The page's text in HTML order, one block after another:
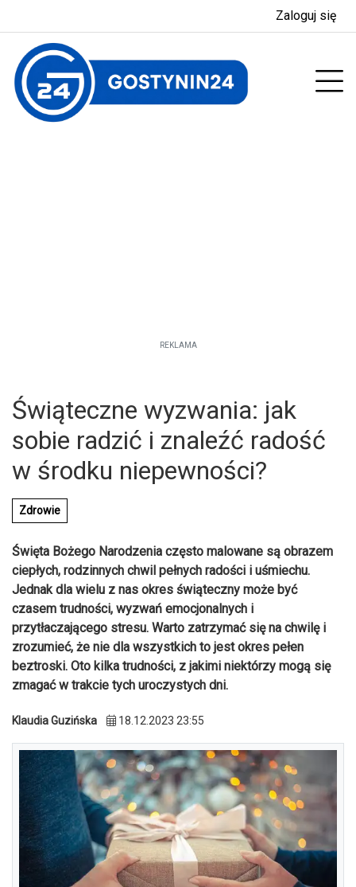
Zaloguj się
REKLAMA
Świąteczne wyzwania: jak
sobie radzić i znaleźć radość
w środku niepewności?
Zdrowie
Święta Bożego Narodzenia często malowane są obrazem
ciepłych, rodzinnych chwil pełnych radości i uśmiechu.
Jednak dla wielu z nas okres świąteczny może być
czasem trudności, wyzwań emocjonalnych i
przytłaczającego stresu. Warto zatrzymać się na chwilę i
zrozumieć, że nie dla wszystkich to jest okres pełen
beztroski. Oto kilka trudności, z jakimi niektórzy mogą się
zmagać w trakcie tych uroczystych dni.
Klaudia Guzińska 18.12.2023 23:55